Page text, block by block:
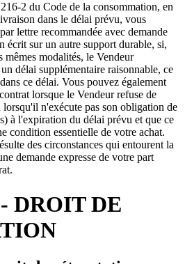
2 du Code de la consommation, en
dans le délai prévu, vous
lettre recommandée avec demande
écrit sur un autre support durable, si,
mêmes modalités, le Vendeur
délai supplémentaire raisonnable, ce
ce délai. Vous pouvez également
lorsque le Vendeur refuse de
n'exécute pas son obligation de
à l'expiration du délai prévu et que ce
condition essentielle de votre achat.
des circonstances qui entourent la
demande expresse de votre part
DROIT DE